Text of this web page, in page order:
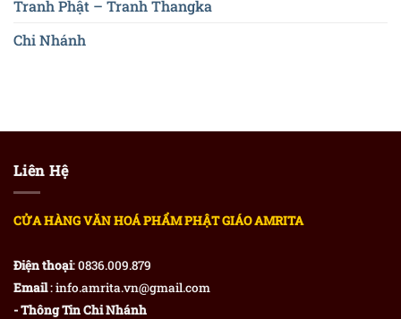
Tranh Phật – Tranh Thangka
Chi Nhánh
Liên Hệ
CỬA HÀNG VĂN HOÁ PHẨM PHẬT GIÁO AMRITA
Điện thoại: 0836.009.879
Email: info.amrita.vn@gmail.com
- Thông Tin Chi Nhánh